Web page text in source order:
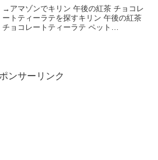
→アマゾンでキリン 午後の紅茶 チョコレ
ートティーラテを探すキリン 午後の紅茶
チョコレートティーラテ ペット
ンサーリンク